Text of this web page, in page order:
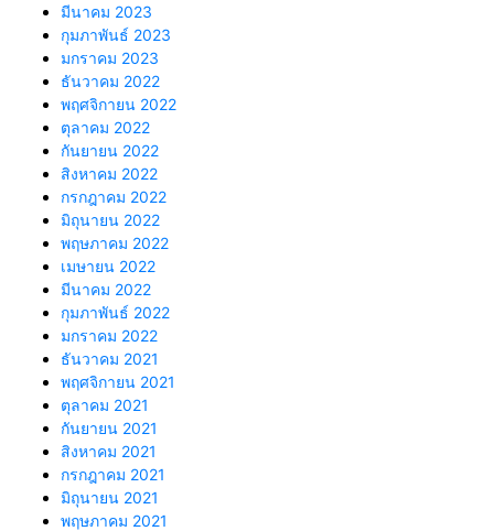
มีนาคม 2023
กุมภาพันธ์ 2023
มกราคม 2023
ธันวาคม 2022
พฤศจิกายน 2022
ตุลาคม 2022
กันยายน 2022
สิงหาคม 2022
กรกฎาคม 2022
มิถุนายน 2022
พฤษภาคม 2022
เมษายน 2022
มีนาคม 2022
กุมภาพันธ์ 2022
มกราคม 2022
ธันวาคม 2021
พฤศจิกายน 2021
ตุลาคม 2021
กันยายน 2021
สิงหาคม 2021
กรกฎาคม 2021
มิถุนายน 2021
พฤษภาคม 2021